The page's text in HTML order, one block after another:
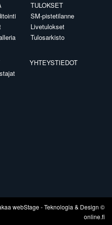
TULOKSET
SM-pistetilanne
Livetulokset
Tulosarkisto
YHTEYSTIEDOT
webStage- Teknologia & Design ©
online.fi